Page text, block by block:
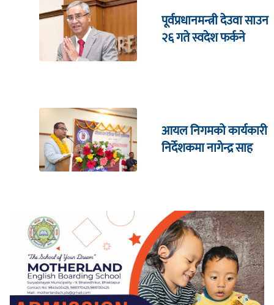
पूर्वप्रधानमन्त्री देउवा साउन
२६ गते स्वदेश फर्कने
आयल निगमको कार्यकारी
निर्देशकमा नागेन्द्र साह